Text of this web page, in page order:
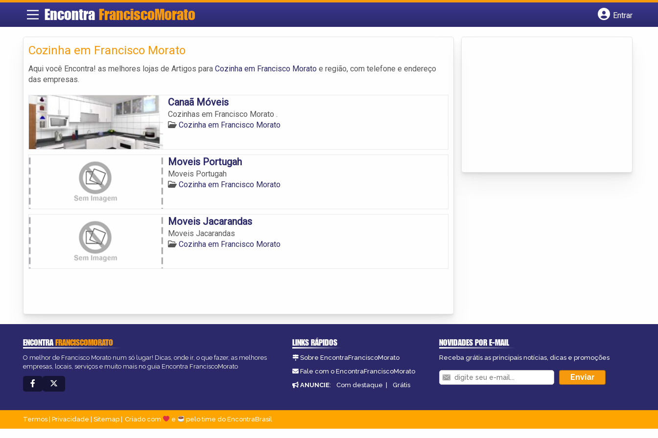
Encontra FranciscoMorato
Entrar
Cozinha em Francisco Morato
Aqui você Encontra! as melhores lojas de Artigos para Cozinha em Francisco Morato e região, com telefone e endereço
das empresas.
Canaã Móveis
Cozinhas em Francisco Morato .
Cozinha em Francisco Morato
Moveis Portugah
Moveis Portugah
Cozinha em Francisco Morato
Moveis Jacarandas
Moveis Jacarandas
Cozinha em Francisco Morato
ENCONTRAFRANCISCOMORATO
O melhor de Francisco Morato num só lugar! Dicas, onde ir, o que fazer, as melhores
empresas, locais, serviços e muito mais no guia Encontra FranciscoMorato
LINKS RÁPIDOS
Sobre EncontraFranciscoMorato
Fale com o EncontraFranciscoMorato
ANUNCIE: Com destaque | Grátis
NOVIDADES POR E-MAIL
Receba grátis as principais notícias, dicas e promoções
Termos Privacidade Sitemap Criado com e pelo time do EncontraBrasil